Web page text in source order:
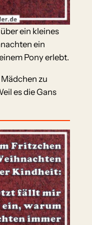
ein kleines
ein
Pony erlebt.
zu
es die Gans